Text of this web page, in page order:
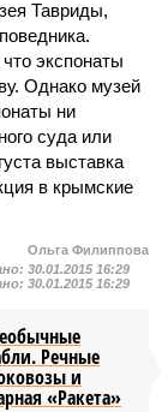
Тавриды,
экспонаты
Однако музей
ни
суда или
выставка
в крымские
Ольга Филиппова
30.01.2015 16:29
30.01.2015 16:29
Речные
и
«Ракета»